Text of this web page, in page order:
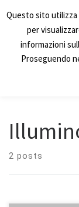
2 posts
Questo sito utilizza
per
informazioni
Proseguendo